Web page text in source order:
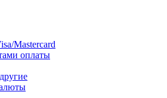
Mastercard
оплаты